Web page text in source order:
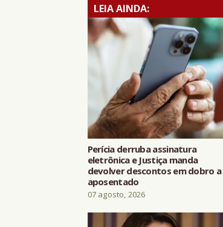
LEIA AINDA:
Perícia derruba assinatura
eletrônica e Justiça manda
devolver descontos em dobro a
aposentado
07 agosto, 2026